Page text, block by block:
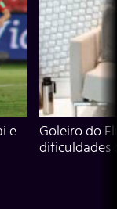
e
Goleiro do
dificuldades